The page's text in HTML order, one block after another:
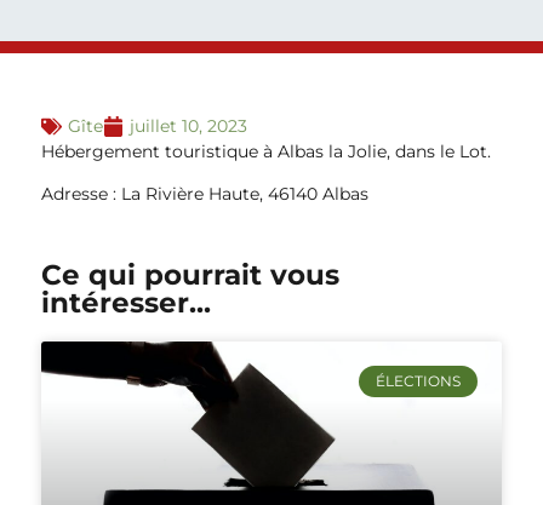
Gîte
juillet 10, 2023
Hébergement touristique à Albas la Jolie, dans le Lot.
Adresse : La Rivière Haute, 46140 Albas
Ce qui pourrait vous
intéresser...
ÉLECTIONS